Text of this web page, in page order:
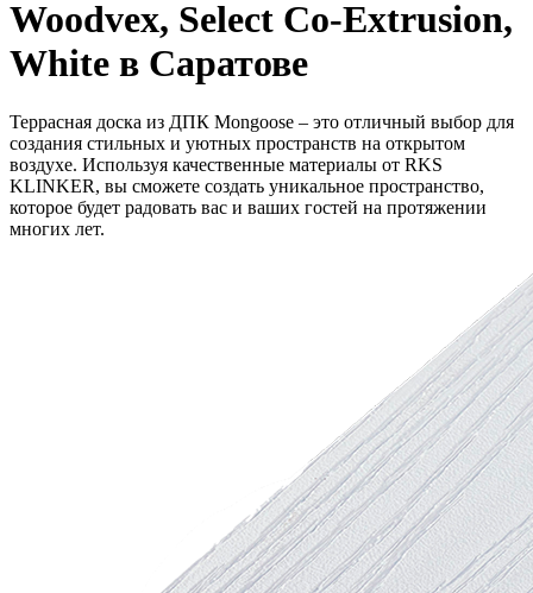
Woodvex, Select Co-Extrusion,
White в Саратове
Террасная доска из ДПК Mongoose – это отличный выбор для
создания стильных и уютных пространств на открытом
воздухе. Используя качественные материалы от RKS
KLINKER, вы сможете создать уникальное пространство,
которое будет радовать вас и ваших гостей на протяжении
многих лет.